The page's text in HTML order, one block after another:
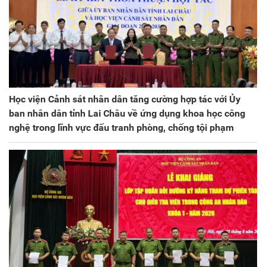
Học viện Cảnh sát nhân dân tăng cường hợp tác với Ủy
ban nhân dân tỉnh Lai Châu về ứng dụng khoa học công
nghệ trong lĩnh vực đấu tranh phòng, chống tội phạm